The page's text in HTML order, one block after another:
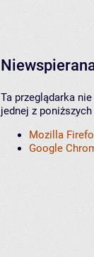
Ta przeglądarka
jednej z
Mozilla
Google